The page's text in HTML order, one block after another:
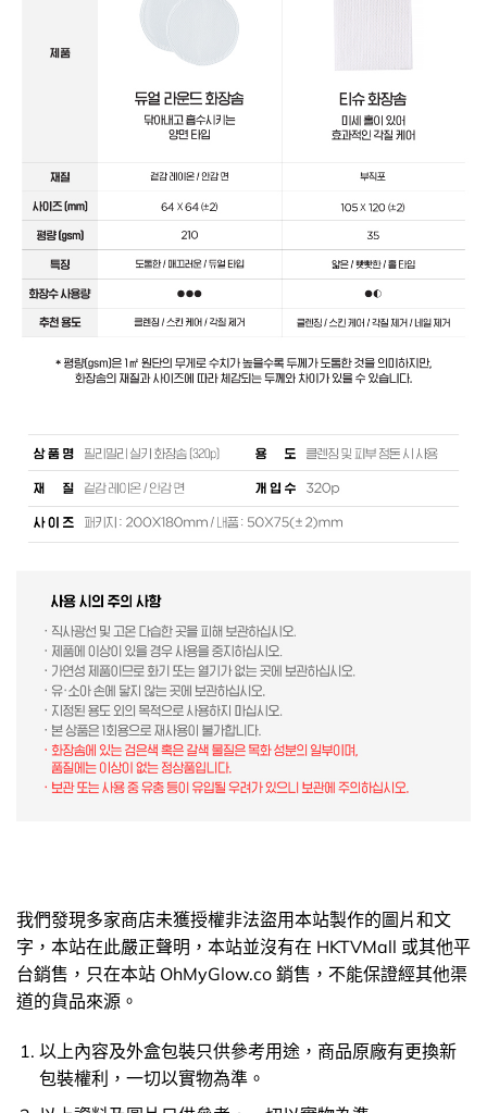
我們發現多家商店未獲授權非法盜用本站製作的圖片和文
字，本站在此嚴正聲明，本站並沒有在 HKTVMall 或其他平
台銷售，只在本站 OhMyGlow.co 銷售，不能保證經其他渠
道的貨品來源。
以上內容及外盒包裝只供參考用途，商品原廠有更換新
包裝權利，一切以實物為準。